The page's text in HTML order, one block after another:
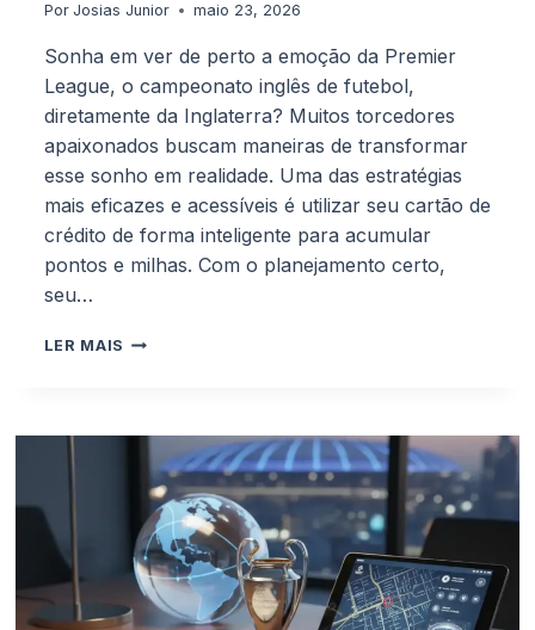
Por Josias Junior maio 23, 2026
Sonha em ver de perto a emoção da Premier
League, o campeonato inglês de futebol,
diretamente da Inglaterra? Muitos torcedores
apaixonados buscam maneiras de transformar
esse sonho em realidade. Uma das estratégias
mais eficazes e acessíveis é utilizar seu cartão de
crédito de forma inteligente para acumular
pontos e milhas. Com o planejamento certo,
seu…
LER MAIS MELHORES
PARA
ACUMULAR
PONTOS
VER
A
PREMIER
LEAGUE
NA